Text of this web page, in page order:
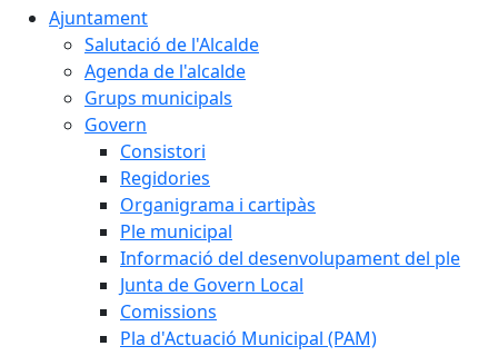
Ajuntament
Salutació de l'Alcalde
Agenda de l'alcalde
Grups municipals
Govern
Consistori
Regidories
Organigrama i cartipàs
Ple municipal
Informació del desenvolupament del ple
Junta de Govern Local
Comissions
Pla d'Actuació Municipal (PAM)